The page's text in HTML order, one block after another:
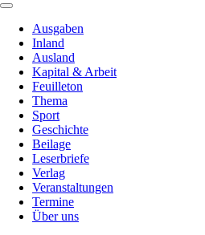
Ausgaben
Inland
Ausland
Kapital & Arbeit
Feuilleton
Thema
Sport
Geschichte
Beilage
Leserbriefe
Verlag
Veranstaltungen
Termine
Über uns